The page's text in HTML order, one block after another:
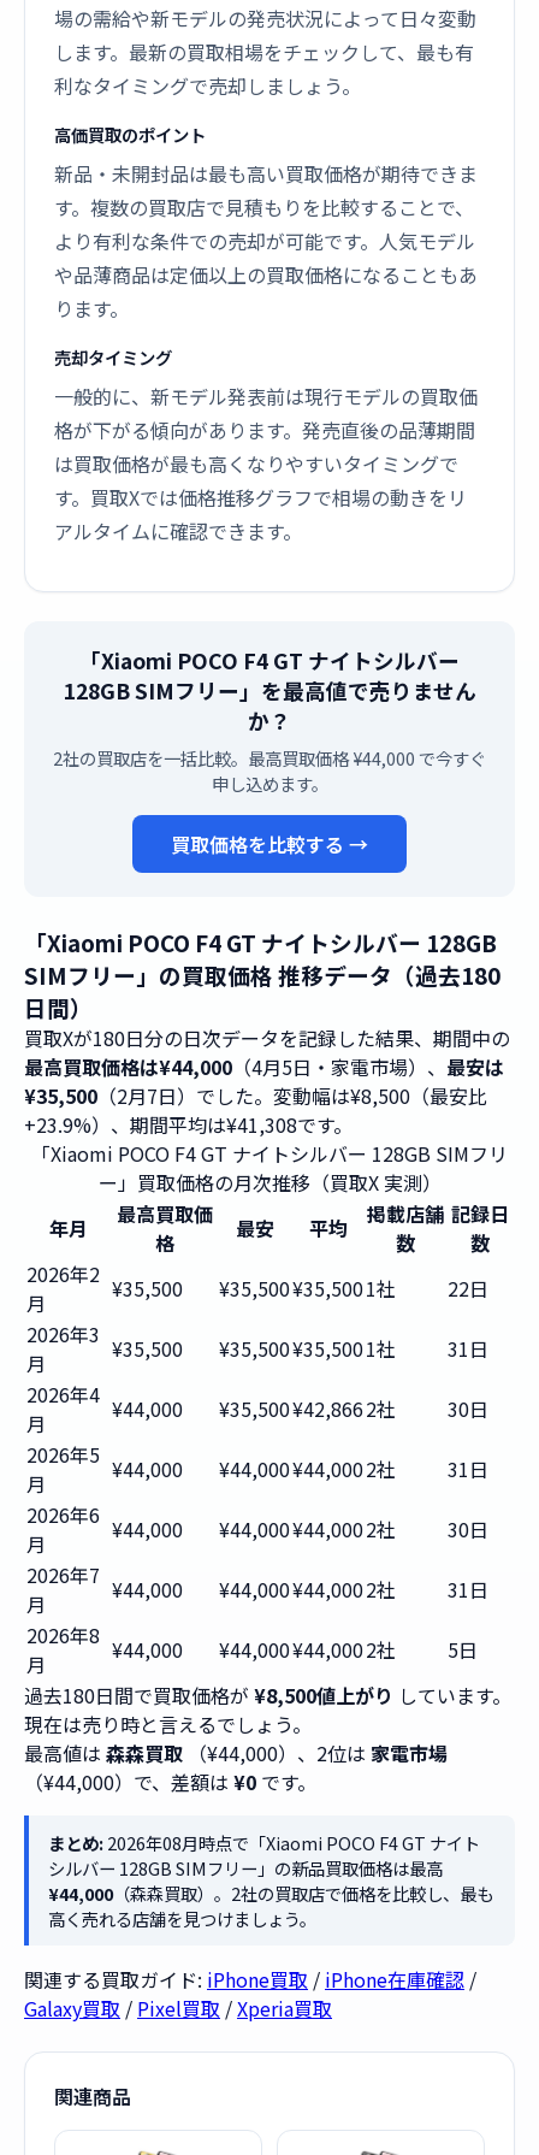
場の需給や新モデルの発売状況によって日々変動
します。最新の買取相場をチェックして、最も有
利なタイミングで売却しましょう。
高価買取のポイント
新品・未開封品は最も高い買取価格が期待できま
す。複数の買取店で見積もりを比較することで、
より有利な条件での売却が可能です。人気モデル
や品薄商品は定価以上の買取価格になることもあ
ります。
売却タイミング
一般的に、新モデル発表前は現行モデルの買取価
格が下がる傾向があります。発売直後の品薄期間
は買取価格が最も高くなりやすいタイミングで
す。買取Xでは価格推移グラフで相場の動きをリ
アルタイムに確認できます。
「Xiaomi POCO F4 GT ナイトシルバー
128GB SIMフリー」を最高値で売りません
か？
2社の買取店を一括比較。最高買取価格 ¥44,000 で今すぐ
申し込めます。
買取価格を比較する →
「Xiaomi POCO F4 GT ナイトシルバー 128GB
SIMフリー」の買取価格 推移データ（過去180
日間）
買取Xが180日分の日次データを記録した結果、期間中の
最高買取価格は¥44,000 （4月5日・家電市場）、 最安は
¥35,500 （2月7日）でした。変動幅は¥8,500（最安比
+23.9%）、期間平均は¥41,308です。
「Xiaomi POCO F4 GT ナイトシルバー 128GB SIMフリ
ー」買取価格の月次推移（買取X 実測）
年月
最高買取価
格
最安 平均
掲載店舗
数
記録日
数
2026年2
月
¥35,500 ¥35,500¥35,5001社
22日
2026年3
月
¥35,500 ¥35,500¥35,5001社
31日
2026年4
月
¥44,000 ¥35,500¥42,8662社
30日
2026年5
月
¥44,000 ¥44,000¥44,0002社
31日
2026年6
月
¥44,000 ¥44,000¥44,0002社
30日
2026年7
月
¥44,000 ¥44,000¥44,0002社
31日
2026年8
月
¥44,000 ¥44,000¥44,0002社
5日
過去180日間で買取価格が ¥8,500値上がり しています。
現在は売り時と言えるでしょう。
最高値は 森森買取 （¥44,000）、2位は 家電市場
（¥44,000）で、差額は ¥0 です。
まとめ:2026年08月時点で「Xiaomi POCO F4 GT ナイト
シルバー 128GB SIMフリー」の新品買取価格は最高
¥44,000（森森買取）。2社の買取店で価格を比較し、最も
高く売れる店舗を見つけましょう。
関連する買取ガイド: iPhone買取 / iPhone在庫確認 /
Galaxy買取 / Pixel買取 /Xperia買取
関連商品